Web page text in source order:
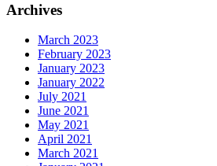
Archives
March 2023
February 2023
January 2023
January 2022
July 2021
June 2021
May 2021
April 2021
March 2021